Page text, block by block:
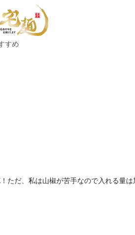
すめ
だ、私は山椒が苦手なので入れる量